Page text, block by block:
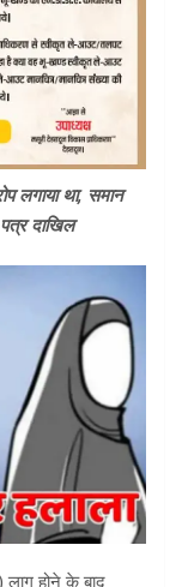
लगाया था, समान
दाखिल
लागू होने के बाद